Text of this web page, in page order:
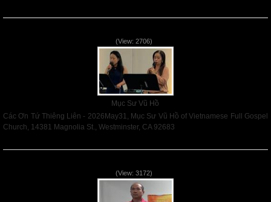
(View: 2706)
Mục Sư Vũ Hồ
Các Ơn Tứ Thiêng Liên - 2026May31, Mục Sư Vũ Hồ of Vietnamese Full Gospel
Church, 14381 Magnolia St., Westminster, CA 92683
(View: 3172)